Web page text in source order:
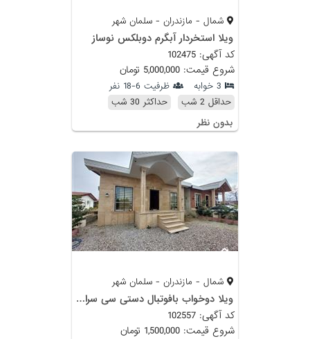
شمال - مازندران - سلمان شهر
ویلا استخردار آبگرم دوبلکس نوساز
کد آگهی: 102475
شروع قیمت: 5,000,000 تومان
3 خوابه
ظرفیت 6-18 نفر
حداقل 2 شب
حداکثر 30 شب
بدون نظر
شمال - مازندران - سلمان شهر
ویلا دوخواب بافوتبال دستی سی سرای متل قو
کد آگهی: 102557
شروع قیمت: 1,500,000 تومان